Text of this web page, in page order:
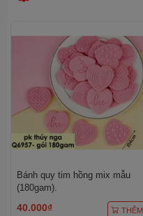
Bánh quy tim hồng mix mẫu
(180gam).
40.000₫ THÊM